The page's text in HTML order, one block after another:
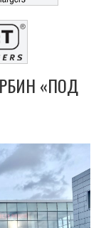
«ПОД